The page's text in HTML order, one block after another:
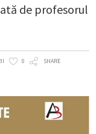
de profesorul
0 SHARE